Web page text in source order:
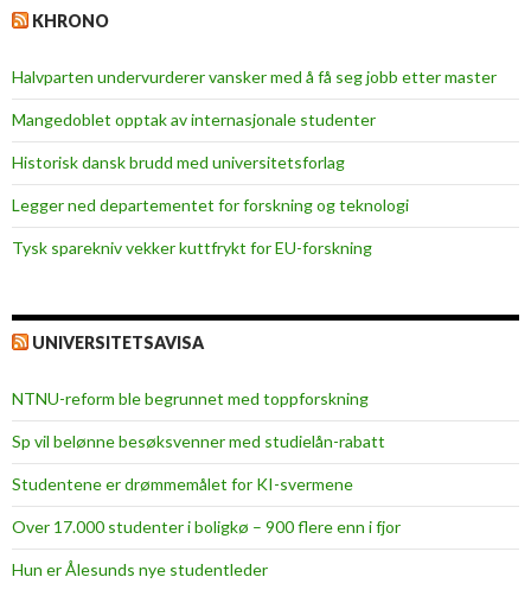
KHRONO
Halvparten undervurderer vansker med å få seg jobb etter master
Mangedoblet opptak av internasjonale studenter
Historisk dansk brudd med universitetsforlag
Legger ned departementet for forskning og teknologi
Tysk sparekniv vekker kuttfrykt for EU-forskning
UNIVERSITETSAVISA
NTNU-reform ble begrunnet med toppforskning
Sp vil belønne besøksvenner med studielån-rabatt
Studentene er drømmemålet for KI-svermene
Over 17.000 studenter i boligkø – 900 flere enn i fjor
Hun er Ålesunds nye studentleder